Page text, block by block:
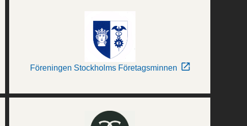
Föreningen Stockholms Företagsminnen